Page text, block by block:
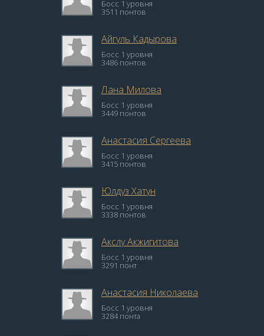
Босс 1 уровня
3511 понтов
Айгуль Кадырова
Босс 1 уровня
3486 понтов
Лана Милова
Босс 1 уровня
3449 понтов
Анастасия Сергеева
Босс 1 уровня
3415 понтов
Юлдуз Хатун
Босс 1 уровня
3338 понтов
Акслу Акжигитова
Босс 1 уровня
3291 понт
Анастасия Николаева
Босс 1 уровня
3284 понта